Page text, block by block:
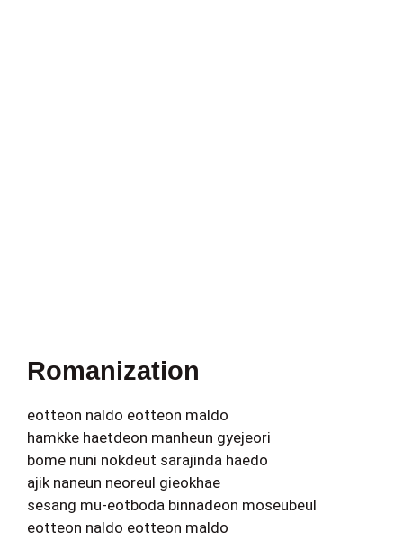
Romanization
eotteon naldo eotteon maldo
hamkke haetdeon manheun gyejeori
bome nuni nokdeut sarajinda haedo
ajik naneun neoreul gieokhae
sesang mu-eotboda binnadeon moseubeul
eotteon naldo eotteon maldo